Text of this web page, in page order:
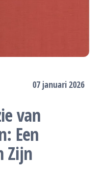
07 januari 2026
van
Een
Zijn